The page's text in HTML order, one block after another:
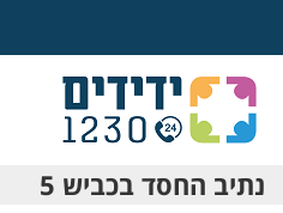
נתיב החסד בכביש 5